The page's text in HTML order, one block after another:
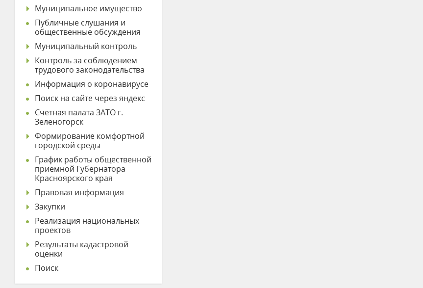
Муниципальное имущество
Публичные слушания и
общественные обсуждения
Муниципальный контроль
Контроль за соблюдением
трудового законодательства
Информация о коронавирусе
Поиск на сайте через яндекс
Счетная палата ЗАТО г.
Зеленогорск
Формирование комфортной
городской среды
График работы общественной
приемной Губернатора
Красноярского края
Правовая информация
Закупки
Реализация национальных
проектов
Результаты кадастровой
оценки
Поиск